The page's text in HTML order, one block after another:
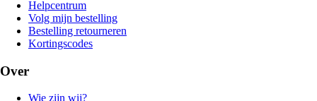
Helpcentrum
Volg mijn bestelling
Bestelling retourneren
Kortingscodes
Over
Wie zijn wij?